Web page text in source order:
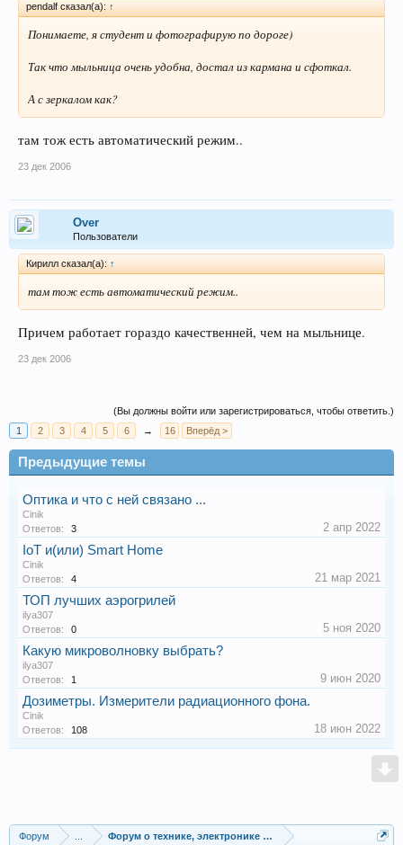
pendalf сказал(а): ↑
Понимаете, я студент и фотографирую по дороге)
Так что мыльница очень удобна, достал из кармана и сфоткал.
А с зеркалом как?
там тож есть автоматический режим..
23 дек 2006
Over
Пользователи
Кирилл сказал(а): ↑
там тож есть автоматический режим..
Причем работает гораздо качественней, чем на мыльнице.
23 дек 2006
(Вы должны войти или зарегистрироваться, чтобы ответить.)
1
2 3 4 5 6 → 16 Вперёд >
Предыдущие темы
Оптика и что с ней связано ...
Cinik
Ответов:
3 2 апр 2022
IoT и(или) Smart Home
Cinik
Ответов:
4 21 мар 2021
ТОП лучших аэрогрилей
ilya307
Ответов:
0 5 ноя 2020
Какую микроволновку выбрать?
ilya307
Ответов:
1 9 июн 2020
Дозиметры. Измерители радиационного фона.
Cinik
Ответов:
108 18 июн 2022
Форум Форум о технике, электронике и гаджетах